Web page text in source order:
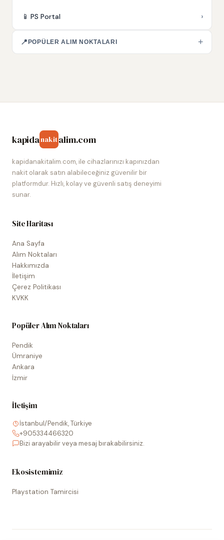
📱 PS Portal ›
📍 POPÜLER ALIM NOKTALARI +
kapidanakitalim.com
kapidanakitalim.com, ile cihazlarınızı kapınızdan
nakit olarak satın alabileceğiniz güvenilir bir
platformdur. Hızlı, kolay ve güvenli satış deneyimi
sunar.
Site Haritası
Ana Sayfa
Alım Noktaları
Hakkımızda
İletişim
Çerez Politikası
KVKK
Popüler Alım Noktaları
Pendik
Ümraniye
Ankara
İzmir
İletişim
İstanbul/Pendik, Türkiye
+905334466320
Bizi arayabilir veya mesaj bırakabilirsiniz.
Ekosistemimiz
Playstation Tamircisi